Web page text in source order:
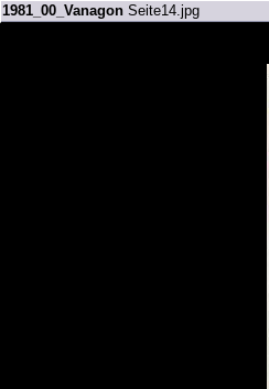
1981_00_VanagonSeite14.jpg